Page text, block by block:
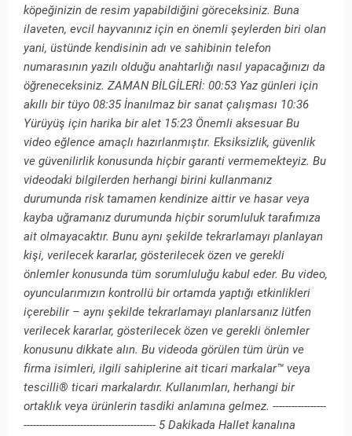
köpeğinizin de resim yapabildiğini göreceksiniz. Buna
ilaveten, evcil hayvanınız için en önemli şeylerden biri olan
yani, üstünde kendisinin adı ve sahibinin telefon
numarasının yazılı olduğu anahtarlığı nasıl yapacağınızı da
öğreneceksiniz. ZAMAN BİLGİLERİ: 00:53 Yaz günleri için
akıllı bir tüyo 08:35 İnanılmaz bir sanat çalışması 10:36
Yürüyüş için harika bir alet 15:23 Önemli aksesuar Bu
video eğlence amaçlı hazırlanmıştır. Eksiksizlik, güvenlik
ve güvenilirlik konusunda hiçbir garanti vermemekteyiz. Bu
videodaki bilgilerden herhangi birini kullanmanız
durumunda risk tamamen kendinize aittir ve hasar veya
kayba uğramanız durumunda hiçbir sorumluluk tarafımıza
ait olmayacaktır. Bunu aynı şekilde tekrarlamayı planlayan
kişi, verilecek kararlar, gösterilecek özen ve gerekli
önlemler konusunda tüm sorumluluğu kabul eder. Bu video,
oyuncularımızın kontrollü bir ortamda yaptığı etkinlikleri
içerebilir – aynı şekilde tekrarlamayı planlarsanız lütfen
verilecek kararlar, gösterilecek özen ve gerekli önlemler
konusunu dikkate alın. Bu videoda görülen tüm ürün ve
firma isimleri, ilgili sahiplerine ait ticari markalar™ veya
tescilli® ticari markalardır. Kullanımları, herhangi bir
ortaklık veya ürünlerin tasdiki anlamına gelmez. -----------------
------------------------------------------ 5 Dakikada Hallet kanalına